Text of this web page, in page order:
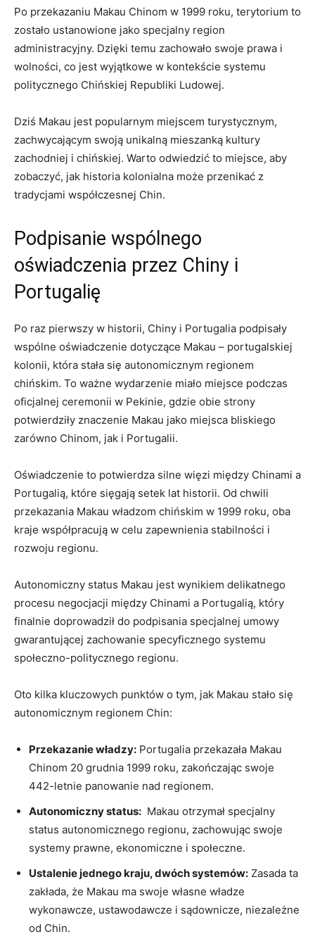
Po⁢ przekazaniu Makau⁤ Chinom w 1999 roku, terytorium to
zostało ustanowione jako specjalny region
administracyjny. Dzięki temu ⁣zachowało⁣ swoje prawa i⁣
wolności, co jest wyjątkowe w kontekście systemu
politycznego Chińskiej Republiki Ludowej.
Dziś ⁢Makau jest popularnym miejscem ⁣turystycznym,
zachwycającym swoją unikalną mieszanką kultury
zachodniej i chińskiej. Warto odwiedzić to miejsce, aby‍
zobaczyć, jak historia kolonialna może przenikać z
⁤tradycjami współczesnej Chin.
Podpisanie wspólnego
oświadczenia przez Chiny i
Portugalię
Po raz pierwszy w ⁢historii, Chiny⁤ i Portugalia podpisały
wspólne ⁣oświadczenie dotyczące Makau – portugalskiej
kolonii,⁤ która stała się autonomicznym ⁤regionem
chińskim. To⁣ ważne⁣ wydarzenie ⁢miało miejsce podczas
oficjalnej ‌ceremonii w Pekinie, ​gdzie obie strony
potwierdziły znaczenie Makau jako miejsca bliskiego
zarówno ⁢Chinom,‍ jak i ⁣Portugalii.
Oświadczenie to potwierdza silne ⁤więzi⁢ między Chinami a‌
Portugalią, które sięgają setek lat historii. Od⁤ chwili⁤
przekazania Makau władzom ⁢chińskim w 1999 roku, oba‌
kraje współpracują w celu ​zapewnienia stabilności ⁣i
rozwoju regionu.
Autonomiczny status Makau jest wynikiem delikatnego
procesu negocjacji między Chinami a Portugalią, ⁣który
finalnie ​doprowadził do podpisania specjalnej umowy
gwarantującej zachowanie​ specyficznego systemu
społeczno-politycznego regionu.
Oto kilka kluczowych punktów o tym, ‍jak⁢ Makau stało się
autonomicznym regionem Chin:
Przekazanie władzy: Portugalia przekazała Makau
Chinom⁤ 20‍ grudnia ‌1999 roku, zakończając swoje
442-letnie panowanie nad ‌regionem.
Autonomiczny status: ​ Makau otrzymał specjalny
status⁤ autonomicznego regionu, zachowując‍ swoje
⁣systemy prawne,​ ekonomiczne i‍ społeczne.
Ustalenie jednego kraju, dwóch systemów: ⁣Zasada ta
zakłada,⁢ że Makau ma swoje ⁤własne władze
wykonawcze, ustawodawcze i sądownicze, niezależne
od Chin.